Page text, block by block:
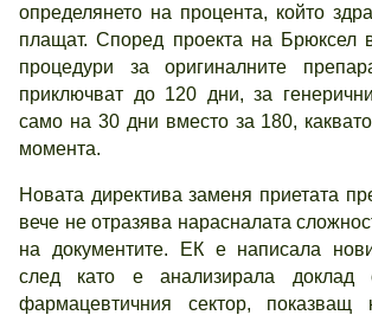
определянето на процента, който
плащат. Според проекта на Брюксел
процедури за оригиналните
приключват до 120 дни, за
само на 30 дни вместо за 180,
момента.
Новата директива заменя приетата
вече не отразява нарасналата
на документите. ЕК е написала
след като е анализирала
фармацевтичния сектор, показващ